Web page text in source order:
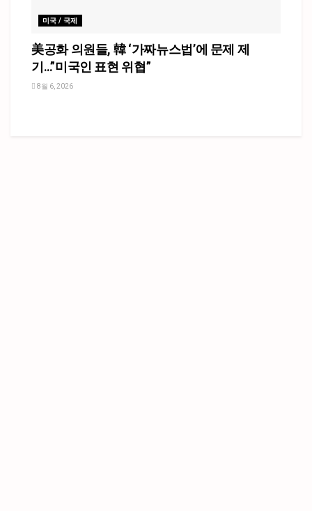
미국 / 국제
美공화 의원들, 韓 ‘가짜뉴스법’에 문제 제
기…”미국인 표현 위협”
8월 6, 2026